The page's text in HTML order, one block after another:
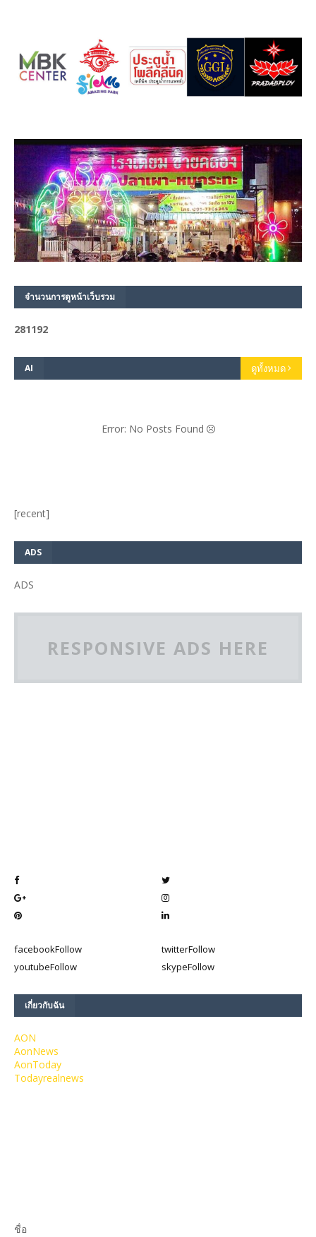
จำนวนการดูหน้าเว็บรวม
281192
AI ดูทั้งหมด
Error: No Posts Found
[recent]
ADS
ADS
RESPONSIVE ADS HERE
facebookFollow twitterFollow
youtubeFollow skypeFollow
เกี่ยวกับฉัน
AON
AonNews
AonToday
Todayrealnews
ชื่อ